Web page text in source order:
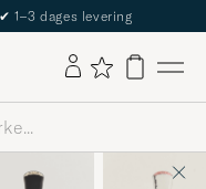
✔ 1–3 dages levering